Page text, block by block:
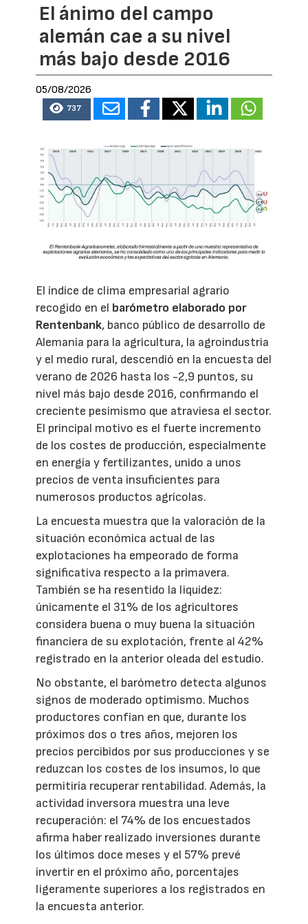
El ánimo del campo
alemán cae a su nivel
más bajo desde 2016
05/08/2026
737
El índice de clima empresarial agrario
recogido en el barómetro elaborado por
Rentenbank, banco público de desarrollo de
Alemania para la agricultura, la agroindustria
y el medio rural, descendió en la encuesta del
verano de 2026 hasta los -2,9 puntos, su
nivel más bajo desde 2016, confirmando el
creciente pesimismo que atraviesa el sector.
El principal motivo es el fuerte incremento
de los costes de producción, especialmente
en energía y fertilizantes, unido a unos
precios de venta insuficientes para
numerosos productos agrícolas.
La encuesta muestra que la valoración de la
situación económica actual de las
explotaciones ha empeorado de forma
significativa respecto a la primavera.
También se ha resentido la liquidez:
únicamente el 31% de los agricultores
considera buena o muy buena la situación
financiera de su explotación, frente al 42%
registrado en la anterior oleada del estudio.
No obstante, el barómetro detecta algunos
signos de moderado optimismo. Muchos
productores confían en que, durante los
próximos dos o tres años, mejoren los
precios percibidos por sus producciones y se
reduzcan los costes de los insumos, lo que
permitiría recuperar rentabilidad. Además, la
actividad inversora muestra una leve
recuperación: el 74% de los encuestados
afirma haber realizado inversiones durante
los últimos doce meses y el 57% prevé
invertir en el próximo año, porcentajes
ligeramente superiores a los registrados en
la encuesta anterior.